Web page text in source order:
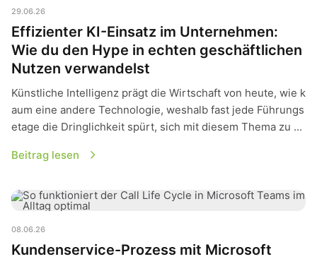
29.06.26
Effizienter KI-Einsatz im Unternehmen:
Wie du den Hype in echten geschäftlichen
Nutzen verwandelst
Künstliche Intelligenz prägt die Wirtschaft von heute, wie k
aum eine andere Technologie, weshalb fast jede Führungs
etage die Dringlichkeit spürt, sich mit diesem Thema zu ...
Beitrag lesen
08.06.26
Kundenservice-Prozess mit Microsoft
Kundenservice-Prozess mit Microsoft Teams: So